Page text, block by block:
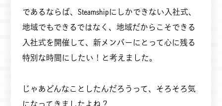
であるならば、Steamshipにしかできない入社式、
地域でもできるではなく、地域だからこそできる
入社式を開催して、新メンバーにとって心に残る
特別な時間にしたい！と考えました。
じゃあどんなことしたんだろうって、そろそろ気
になってきましたよね？